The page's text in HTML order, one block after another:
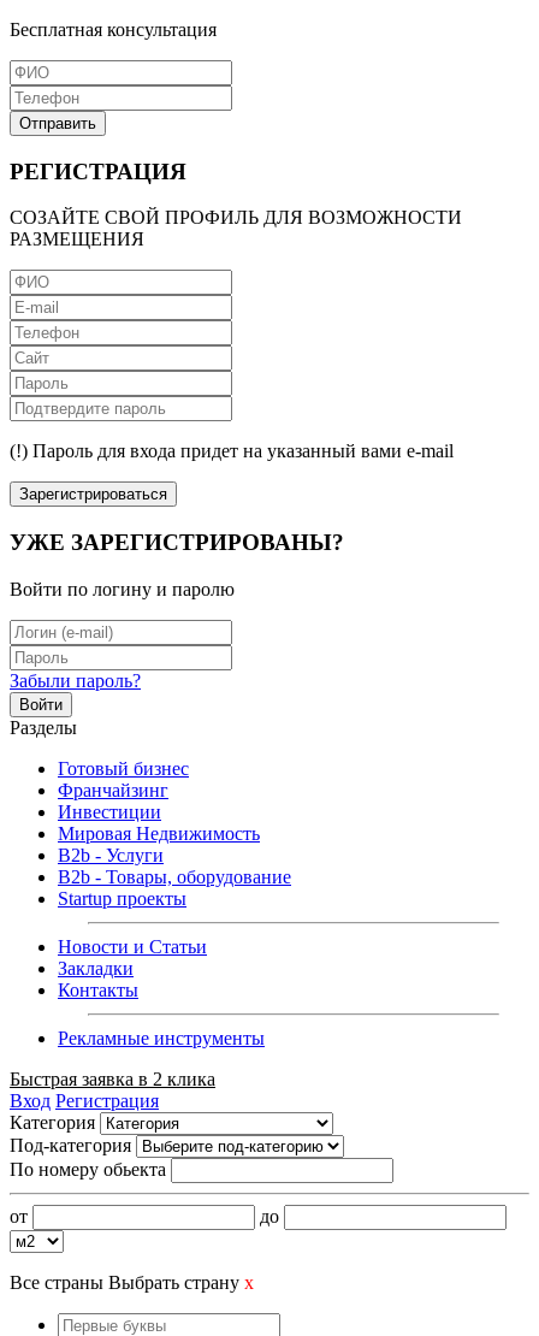
Бесплатная консультация
Отправить
РЕГИСТРАЦИЯ
СОЗАЙТЕ СВОЙ ПРОФИЛЬ ДЛЯ ВОЗМОЖНОСТИ
РАЗМЕЩЕНИЯ
(!) Пароль для входа придет на указанный вами e-mail
Зарегистрироваться
УЖЕ ЗАРЕГИСТРИРОВАНЫ?
Войти по логину и паролю
Забыли пароль?
Войти
Разделы
Готовый бизнес
Франчайзинг
Инвестиции
Мировая Недвижимость
B2b - Услуги
B2b - Товары, оборудование
Startup проекты
Новости и Статьи
Закладки
Контакты
Рекламные инструменты
Быстрая заявка в 2 клика
Вход Регистрация
Категория
Под-категория
По номеру обьекта
от до
Все страны Выбрать страну x